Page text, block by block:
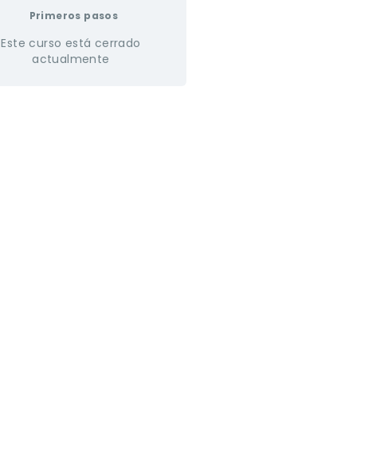
Primeros pasos
Este curso está cerrado
actualmente